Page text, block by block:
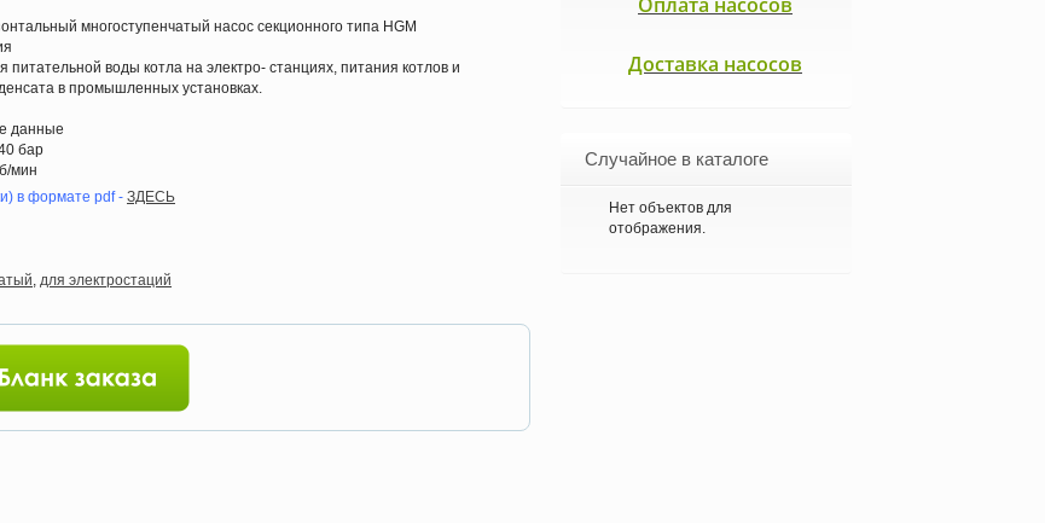
Доставка насосов
Случайное в каталоге
Нет объектов для
отображения.
многоступенчатый насос секционного типа HGM
питательной воды котла на электро- станциях, питания котлов и
в промышленных установках.
данные
бар
мин
в формате pdf - ЗДЕСЬ
, для электростаций